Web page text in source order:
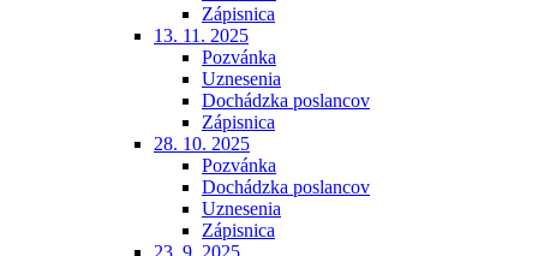
Zápisnica
13. 11. 2025
Pozvánka
Uznesenia
Dochádzka poslancov
Zápisnica
28. 10. 2025
Pozvánka
Dochádzka poslancov
Uznesenia
Zápisnica
23. 9. 2025